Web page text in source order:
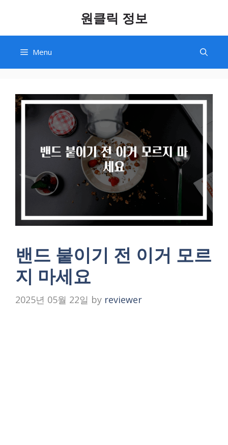
content
원클릭 정보
Menu
밴드 붙이기 전 이거 모르
지 마세요
2025년 05월 22일 by reviewer